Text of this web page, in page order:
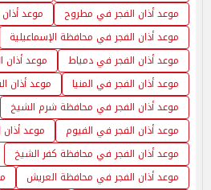
موعد أذان الفجر في مطروح
موعد
موعد أذان الفجر في محافظة الإسماعيلية
موعد أذان الفجر في دمياط
موعد أذان
موعد أذان الفجر في المنيا
موعد أذان
موعد أذان الفجر في محافظة شرم الشيخ
موعد أذان الفجر في الفيوم
موعد
موعد أذان الفجر في محافظة كفر الشيخ
موعد أذان الفجر في محافظة العريش